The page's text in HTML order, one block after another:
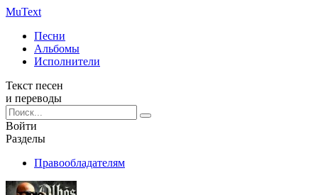
MuText
Песни
Альбомы
Исполнители
Текст песен
и переводы
Войти
Разделы
Правообладателям